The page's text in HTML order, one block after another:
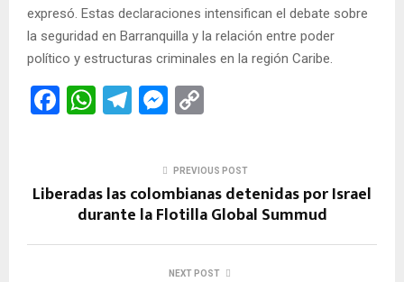
expresó. Estas declaraciones intensifican el debate sobre
la seguridad en Barranquilla y la relación entre poder
político y estructuras criminales en la región Caribe.
F
b
o
W
s
A
p
T
gr
a
m
M
se
n
g
er
py
Li
n
k
PREVIOUS POST
Liberadas las colombianas detenidas por Israel
durante la Flotilla Global Summud
NEXT POST